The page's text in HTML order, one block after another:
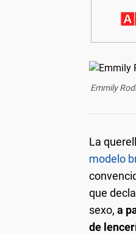
Emmily
La
modelo
que
sexo, a
de